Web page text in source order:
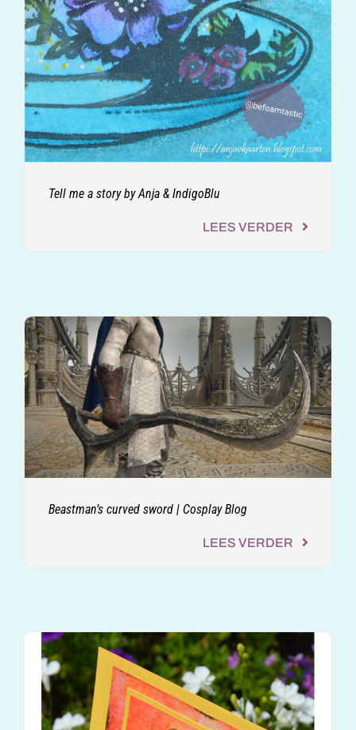
Tell me a story by Anja & IndigoBlu
LEES VERDER
Beastman’s curved sword | Cosplay Blog
LEES VERDER